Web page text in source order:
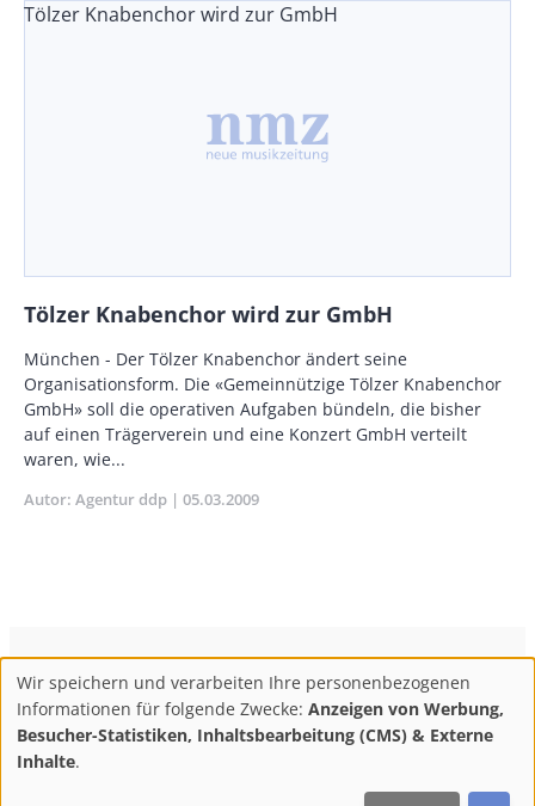
Tölzer Knabenchor wird zur GmbH
Tölzer Knabenchor wird zur GmbH
Body
München - Der Tölzer Knabenchor ändert seine
Organisationsform. Die «Gemeinnützige Tölzer Knabenchor
GmbH» soll die operativen Aufgaben bündeln, die bisher
auf einen Trägerverein und eine Konzert GmbH verteilt
waren, wie...
Autor Agentur ddp Publikationsdatum
05.03.2009
Footer
ConBrio Kulturmedienhaus AGB
Datenschutz
Impressum
Info & Kontakt
Abo kündigen / Widerruf der Bestellung
Use
of
personal
Wir speichern und verarbeiten Ihre personenbezogenen
Informationen für folgende Zwecke: Anzeigen von Werbung,
Besucher-Statistiken, Inhaltsbearbeitung (CMS) & Externe
Inhalte.